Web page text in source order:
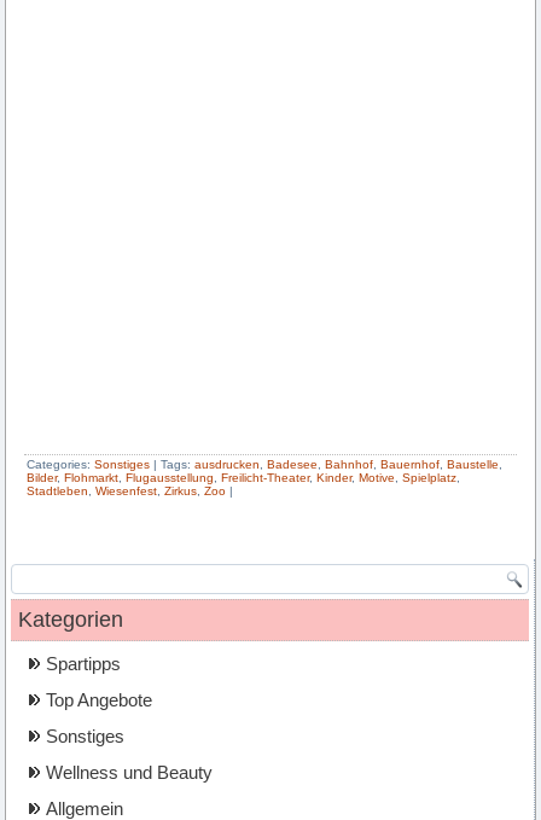
Categories:Sonstiges |Tags:ausdrucken, Badesee, Bahnhof, Bauernhof, Baustelle,
Bilder, Flohmarkt, Flugausstellung, Freilicht-Theater, Kinder, Motive,Spielplatz,
Stadtleben,Wiesenfest,Zirkus,Zoo
Kategorien
Spartipps
Top Angebote
Sonstiges
Wellness und Beauty
Allgemein